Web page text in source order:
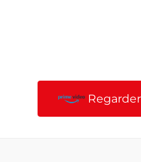
Regarder